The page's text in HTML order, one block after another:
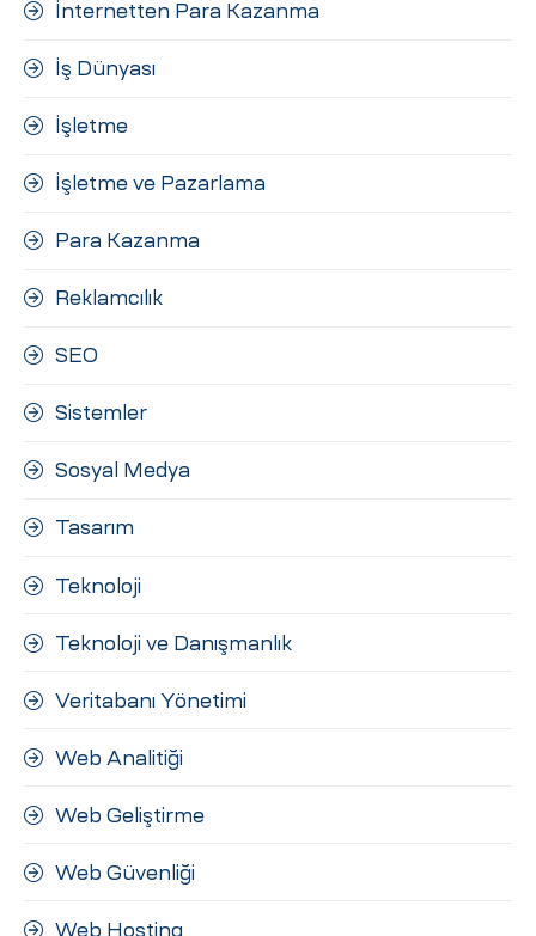
İnternetten Para Kazanma
İş Dünyası
İşletme
İşletme ve Pazarlama
Para Kazanma
Reklamcılık
SEO
Sistemler
Sosyal Medya
Tasarım
Teknoloji
Teknoloji ve Danışmanlık
Veritabanı Yönetimi
Web Analitiği
Web Geliştirme
Web Güvenliği
Web Hosting